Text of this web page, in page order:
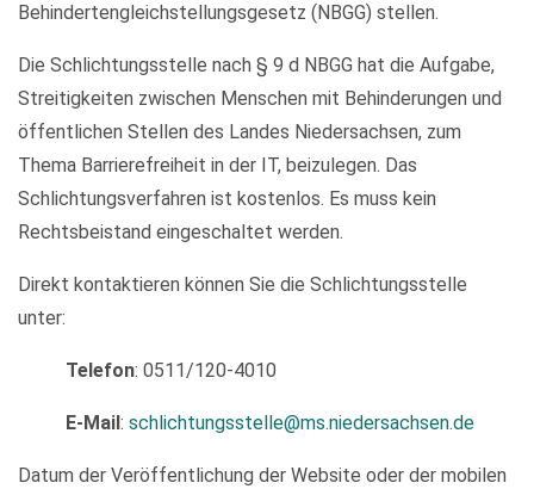
Behindertengleichstellungsgesetz (NBGG) stellen.
Die Schlichtungsstelle nach § 9 d NBGG hat die Aufgabe,
Streitigkeiten zwischen Menschen mit Behinderungen und
öffentlichen Stellen des Landes Niedersachsen, zum
Thema Barrierefreiheit in der IT, beizulegen. Das
Schlichtungsverfahren ist kostenlos. Es muss kein
Rechtsbeistand eingeschaltet werden.
Direkt kontaktieren können Sie die Schlichtungsstelle
unter:
Telefon: 0511/120-4010
E-Mail : schlichtungsstelle@ms.niedersachsen.de
Datum der Veröffentlichung der Website oder der mobilen